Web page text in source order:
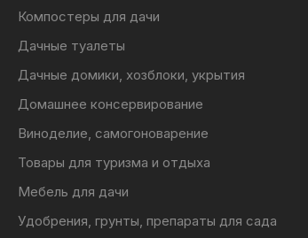
Компостеры для дачи
Дачные туалеты
Дачные домики, хозблоки, укрытия
Домашнее консервирование
Виноделие, самогоноварение
Товары для туризма и отдыха
Мебель для дачи
Удобрения, грунты, препараты для сада